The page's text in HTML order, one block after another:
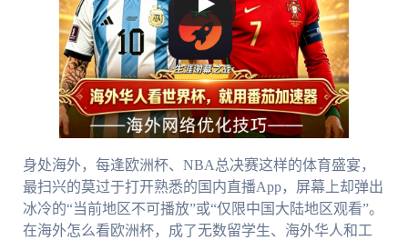
身处海外，每逢欧洲杯、NBA总决赛这样的体育盛宴，
最扫兴的莫过于打开熟悉的国内直播App，屏幕上却弹出
冰冷的“当前地区不可播放”或“仅限中国大陆地区观看”。
在海外怎么看欧洲杯，成了无数留学生、海外华人和工